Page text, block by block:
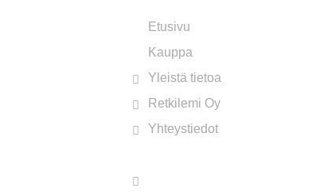
Etusivu
Kauppa
Yleistä tietoa
Retkilemi Oy
Yhteystiedot